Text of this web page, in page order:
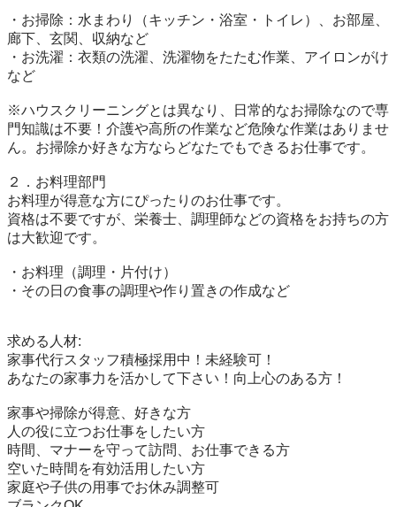
・お掃除：水まわり（キッチン・浴室・トイレ）、お部屋、
廊下、玄関、収納など
・お洗濯：衣類の洗濯、洗濯物をたたむ作業、アイロンがけ
など
※ハウスクリーニングとは異なり、日常的なお掃除なので専
門知識は不要！介護や高所の作業など危険な作業はありませ
ん。お掃除か好きな方ならどなたでもできるお仕事です。
２．お料理部門
お料理が得意な方にぴったりのお仕事です。
資格は不要ですが、栄養士、調理師などの資格をお持ちの方
は大歓迎です。
・お料理（調理・片付け）
・その日の食事の調理や作り置きの作成など
求める人材:
家事代行スタッフ積極採用中！未経験可！
あなたの家事力を活かして下さい！向上心のある方！
家事や掃除が得意、好きな方
人の役に立つお仕事をしたい方
時間、マナーを守って訪問、お仕事できる方
空いた時間を有効活用したい方
家庭や子供の用事でお休み調整可